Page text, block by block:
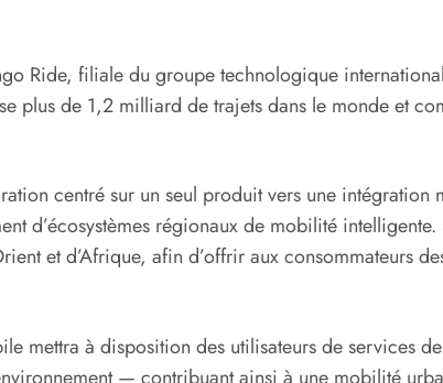
Ride, filiale du groupe technologique
plus de 1,2 milliard de trajets dans le monde et
centré sur un seul produit vers une
d’écosystèmes régionaux de mobilité
et d’Afrique, afin d’offrir aux consommateurs
mettra à disposition des utilisateurs de services
— contribuant ainsi à une mobilité